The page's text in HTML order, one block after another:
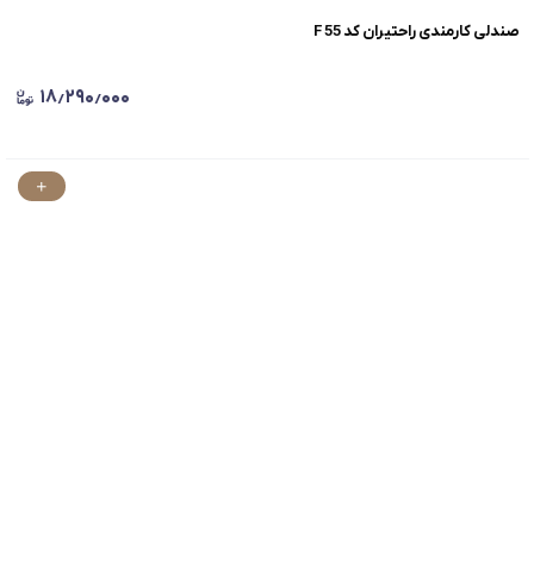
صندلی کارمندی راحتیران کد F 55
۱۸٫۲۹۰٫۰۰۰